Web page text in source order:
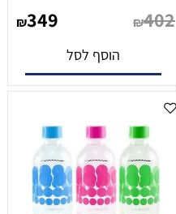
₪402
₪349
הוסף לסל